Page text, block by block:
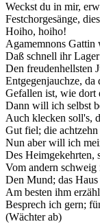
Weckst du in mir,
Festchorgesänge,
Hoiho, hoiho!
Agamemnons Gattin
Daß schnell ihr
Den freudenhellsten
Entgegenjauchze, da
Gefallen ist, wie dort
Dann will ich selbst
Auch klecken soll's,
Gut fiel; die
Nun aber will ich
Des Heimgekehrten,
Vom andern
Den Mund; das
Am besten ihm
Besprech ich gern;
(Wächter ab)